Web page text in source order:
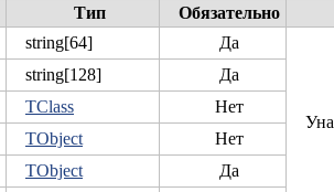
Тип Обязательно
string[64] Да
string[128] Да
TClass Нет
TObject Нет
TObject Да